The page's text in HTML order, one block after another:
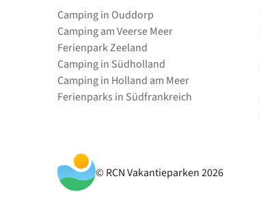
Camping in Ouddorp
Camping am Veerse Meer
Ferienpark Zeeland
Camping in Südholland
Camping in Holland am Meer
Ferienparks in Südfrankreich
© RCN Vakantieparken 2026